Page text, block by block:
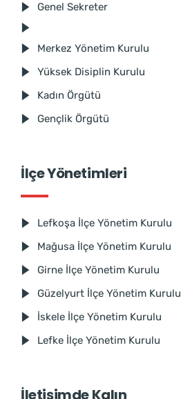
Genel Sekreter
Merkez Yönetim Kurulu
Yüksek Disiplin Kurulu
Kadın Örgütü
Gençlik Örgütü
İlçe Yönetimleri
Lefkoşa İlçe Yönetim Kurulu
Mağusa İlçe Yönetim Kurulu
Girne İlçe Yönetim Kurulu
Güzelyurt İlçe Yönetim Kurulu
İskele İlçe Yönetim Kurulu
Lefke İlçe Yönetim Kurulu
İletişimde Kalın